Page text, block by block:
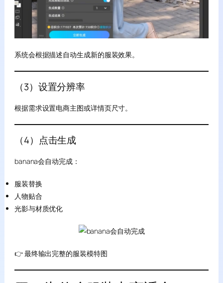
系统会根据描述自动生成新的服装效果。
（3）设置分辨率
根据需求设置电商主图或详情页尺寸。
（4）点击生成
banana会自动完成：
服装替换
人物贴合
光影与材质优化
👉 最终输出完整的服装模特图